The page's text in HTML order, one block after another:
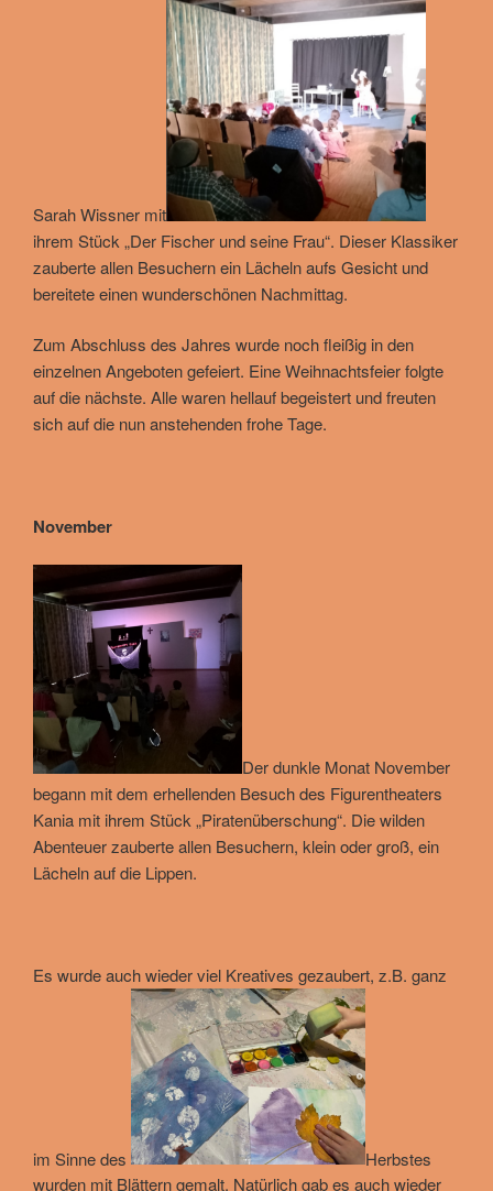
Sarah Wissner mit
ihrem Stück „Der Fischer und seine Frau“. Dieser Klassiker
zauberte allen Besuchern ein Lächeln aufs Gesicht und
bereitete einen wunderschönen Nachmittag.
Zum Abschluss des Jahres wurde noch fleißig in den
einzelnen Angeboten gefeiert. Eine Weihnachtsfeier folgte
auf die nächste. Alle waren hellauf begeistert und freuten
sich auf die nun anstehenden frohe Tage.
November
Der dunkle Monat November
begann mit dem erhellenden Besuch des Figurentheaters
Kania mit ihrem Stück „Piratenüberschung“. Die wilden
Abenteuer zauberte allen Besuchern, klein oder groß, ein
Lächeln auf die Lippen.
Es wurde auch wieder viel Kreatives gezaubert, z.B. ganz
im Sinne des
Herbstes
wurden mit Blättern gemalt. Natürlich gab es auch wieder